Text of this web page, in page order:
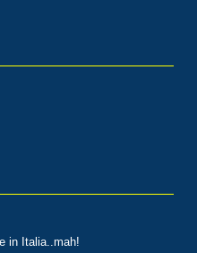
in Italia..mah!